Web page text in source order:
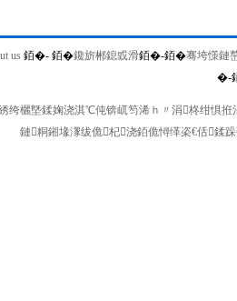
us 銆�- 銆�鑱旂郴鎴戜滑銆�-銆�骞垮憡鏈
�-
绔欐墍鍒婅浇淇℃伅锛屼笉浠ｈ〃涓柊绀惧
鏈粡鎺堟潈绂佹杞浇銆佹憳缂栥€佸鍒